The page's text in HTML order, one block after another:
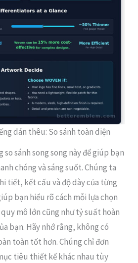
dán thêu: So sánh toàn diện
so sánh song song này để giúp bạn
chóng và sáng suốt. Chúng ta
tiết, kết cấu và độ dày của từng
bạn hiểu rõ cách mỗi lựa chọn
mô lớn cũng như tỷ suất hoàn
bạn. Hãy nhớ rằng, không có
toàn tốt hơn. Chúng chỉ đơn
tiêu thiết kế khác nhau tùy